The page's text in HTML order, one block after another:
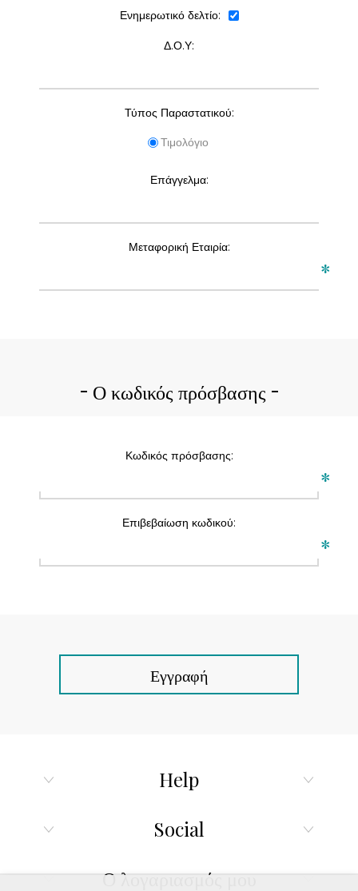
Ενημερωτικό δελτίο:
Δ.Ο.Υ:
Τύπος Παραστατικού:
Τιμολόγιο
Επάγγελμα:
Μεταφορική Εταιρία:
*
Ο κωδικός πρόσβασης
Κωδικός πρόσβασης:
*
Επιβεβαίωση κωδικού:
*
Εγγραφή
Help
Social
Ο λογαριασμός μου